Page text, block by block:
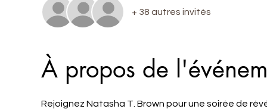
+ 38 autres invités
À propos de
Rejoignez Natasha T. Brown pour une soirée de